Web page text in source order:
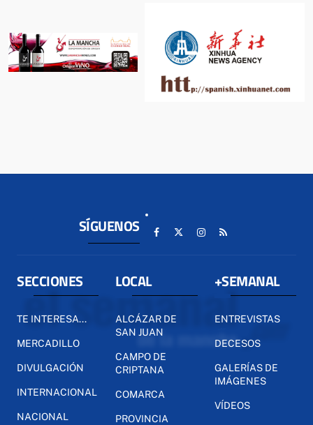
SÍGUENOS
SECCIONES
TE INTERESA...
MERCADILLO
DIVULGACIÓN
INTERNACIONAL
NACIONAL
LOCAL
ALCÁZAR DE
SAN JUAN
CAMPO DE
CRIPTANA
COMARCA
PROVINCIA
+SEMANAL
ENTREVISTAS
DECESOS
GALERÍAS DE
IMÁGENES
VÍDEOS